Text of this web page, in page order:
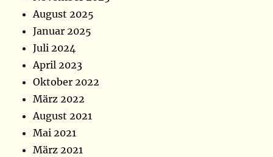
August 2025
Januar 2025
Juli 2024
April 2023
Oktober 2022
März 2022
August 2021
Mai 2021
März 2021